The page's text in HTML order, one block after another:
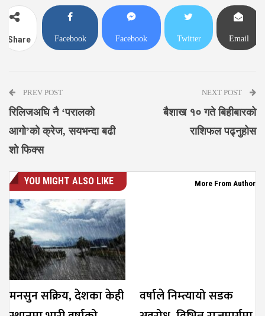
Share Facebook Facebook Twitter Email
PREV POST
रिलिजअघि नै ‘परालको
आगो’को क्रेज, सयभन्दा बढी
शो फिक्स
NEXT POST
बैशाख १० गते बिहीबारको
राशिफल पढ्नुहोस
YOU MIGHT ALSO LIKE More From Author
मनसुन सक्रिय, देशका केही
वर्षाले निम्त्यायो सडक